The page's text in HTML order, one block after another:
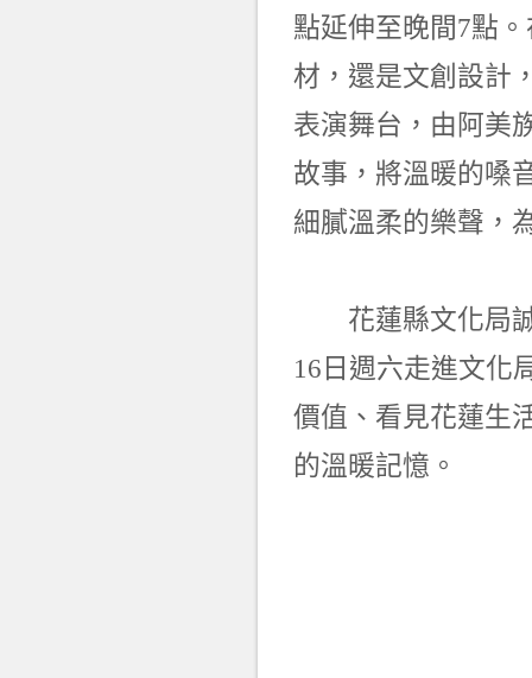
點延伸至晚間7點
材，還是文創設計
表演舞台，由阿美
故事，將溫暖的嗓
細膩溫柔的樂聲，
花蓮縣文化局誠
16日週六走進文化
價值、看見花蓮生
的溫暖記憶。